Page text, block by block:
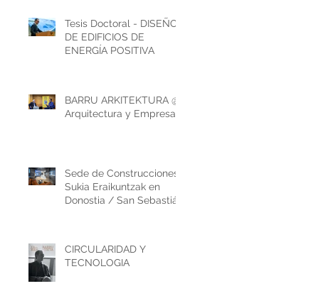
Tesis Doctoral - DISEÑO
DE EDIFICIOS DE
ENERGÍA POSITIVA
BARRU ARKITEKTURA @
Arquitectura y Empresa
Sede de Construcciones
Sukia Eraikuntzak en
Donostia / San Sebastián
CIRCULARIDAD Y
TECNOLOGIA